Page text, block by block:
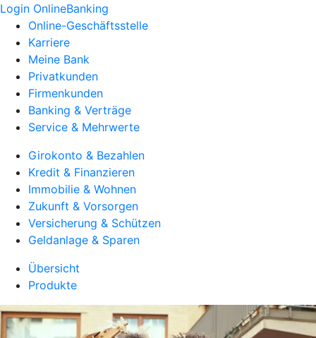
Login OnlineBanking
Online-Geschäftsstelle
Karriere
Meine Bank
Privatkunden
Firmenkunden
Banking & Verträge
Service & Mehrwerte
Girokonto & Bezahlen
Kredit & Finanzieren
Immobilie & Wohnen
Zukunft & Vorsorgen
Versicherung & Schützen
Geldanlage & Sparen
Übersicht
Produkte